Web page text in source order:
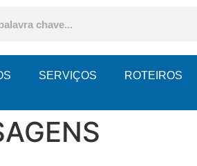
SERVIÇOS ROTEIROS